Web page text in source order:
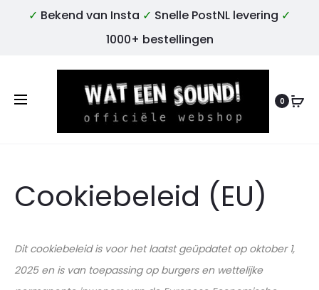
✓ Bekend van Insta ✓ Snelle PostNL levering ✓
1000+ bestellingen
0
Cookiebeleid (EU)
Dit cookiebeleid is voor het laatst geüpdatet op oktober 1,
2025 en is van toepassing op burgers en wettelijke